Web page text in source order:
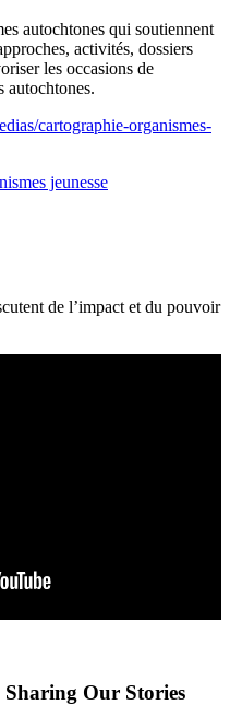
autochtones qui soutiennent
activités, dossiers
les occasions de
autochtones.
cartographie-organismes-
de l’impact et du pouvoir
Our Stories